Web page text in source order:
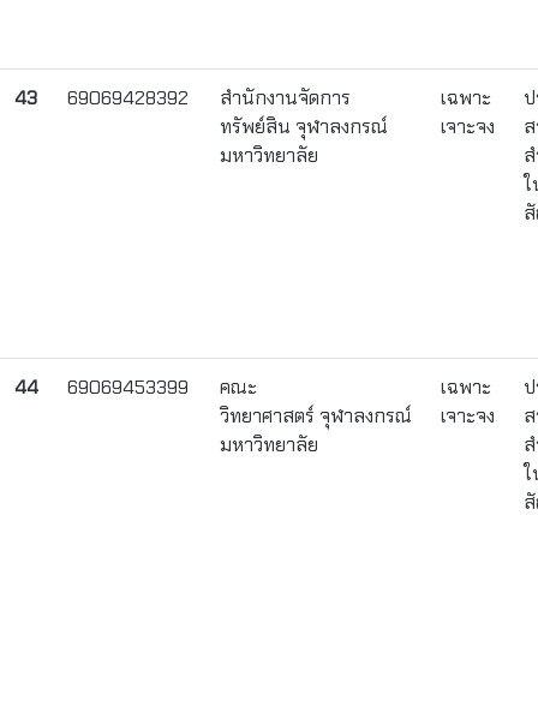
43 69069428392
สำนักงานจัดการ
ทรัพย์สิน จุฬาลงกรณ์
มหาวิทยาลัย
เฉพาะ
เจาะจง
44 69069453399
คณะ
วิทยาศาสตร์ จุฬาลงกรณ์
มหาวิทยาลัย
เฉพาะ
เจาะจง